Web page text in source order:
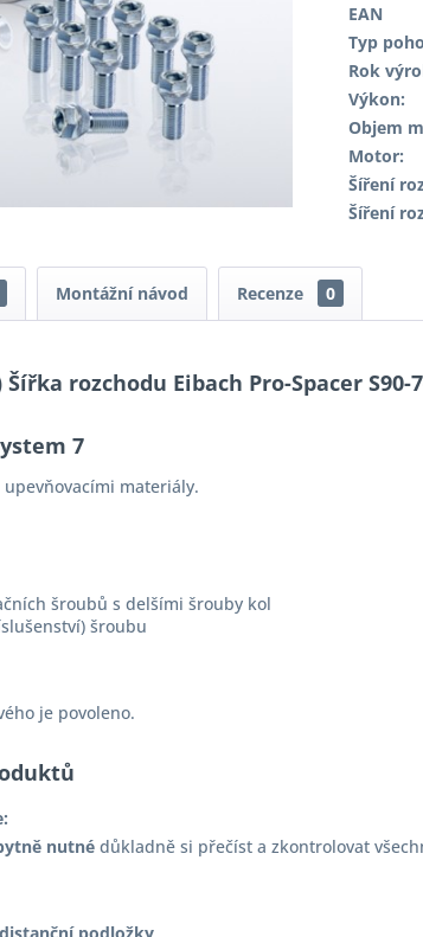
EAN
Typ
Rok
Výkon:
Objem
Motor:
Šíření
Šíření
Montážní návod Recenze 0
Šířka rozchodu Eibach Pro-Spacer
7
materiály.
šroubů s delšími šrouby kol
šroubu
je povoleno.
nutné důkladně si přečíst a zkontrolovat